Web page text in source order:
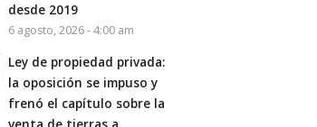
desde 2019
6 agosto, 2026 - 4:00 am
Ley de propiedad privada:
la oposición se impuso y
frenó el capítulo sobre la